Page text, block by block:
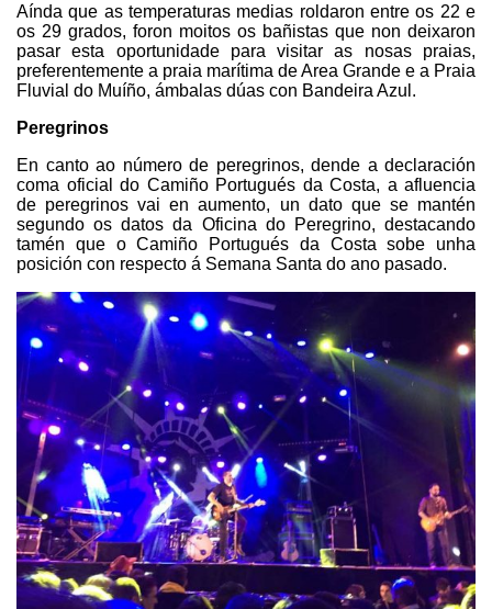
Aínda que as temperaturas medias roldaron entre os 22 e
os 29 grados, foron moitos os bañistas que non deixaron
pasar esta oportunidade para visitar as nosas praias,
preferentemente a praia marítima de Area Grande e a Praia
Fluvial do Muíño, ámbalas dúas con Bandeira Azul.
Peregrinos
En canto ao número de peregrinos, dende a declaración
coma oficial do Camiño Portugués da Costa, a afluencia
de peregrinos vai en aumento, un dato que se mantén
segundo os datos da Oficina do Peregrino, destacando
tamén que o Camiño Portugués da Costa sobe unha
posición con respecto á Semana Santa do ano pasado.